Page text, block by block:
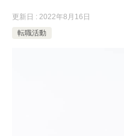
更新日 : 2022年8月16日
転職活動